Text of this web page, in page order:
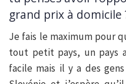
grand prix à domicile
Je fais le maximum pour
tout petit pays, un pays
facile mais il y a des